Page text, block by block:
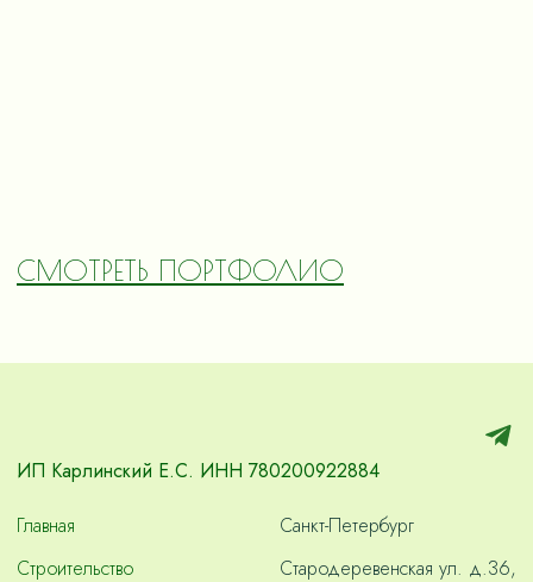
СМОТРЕТЬ ПОРТФОЛИО
ИП Карлинский Е.С. ИНН 780200922884
Главная
Строительство
Санкт-Петербург
Стародеревенская ул. д.36,